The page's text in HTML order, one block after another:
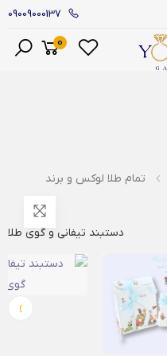
09009000137
منو
0
تمام طلا لوکس و برند
›